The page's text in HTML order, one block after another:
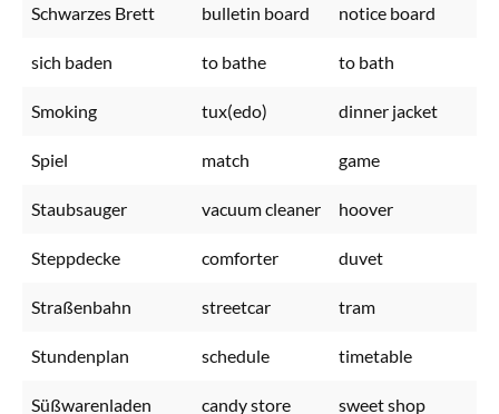
Schwarzes Brett bulletin board notice board
sich baden to bathe to bath
Smoking tux(edo) dinner jacket
Spiel match game
Staubsauger vacuum cleaner hoover
Steppdecke comforter duvet
Straßenbahn streetcar tram
Stundenplan schedule timetable
Süßwarenladen candy store sweet shop